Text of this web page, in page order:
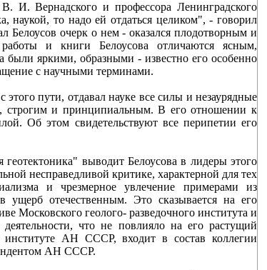
И. Вернадского и профессора Ленинградского
наукой, то надо ей отдаться целиком", - говорил
очерк о нем - оказался плодотворным и
и книги Белоусова отличаются ясным,
были яркими, образными - известно его особенно
с научными терминами.
пути, отдавал науке все силы и незаурядные
строгим и принципиальным. В его отношении к
Об этом свидетельствуют все перипетии его
выводит Белоусова в лидеры этого
несправедливой критике, характерной для тех
и чрезмерное увлечение примерами из
ущерб отечественным. Это сказывается на его
Московского геолого- разведочного института и
деятельности, что не повлияло на его растущий
институте АН СССР, входит в состав коллегии
АН СССР.